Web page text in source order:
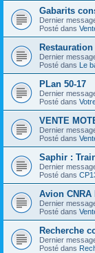
Gabarits
Dernier
Posté dans
Dernier
Posté dans Le
PLan 50-17
Dernier
Posté dans
VENTE
Dernier
Posté dans
Saphir :
Dernier
Posté dans
Avion CNRA
Dernier
Posté dans
Recherche
Dernier
Posté dans